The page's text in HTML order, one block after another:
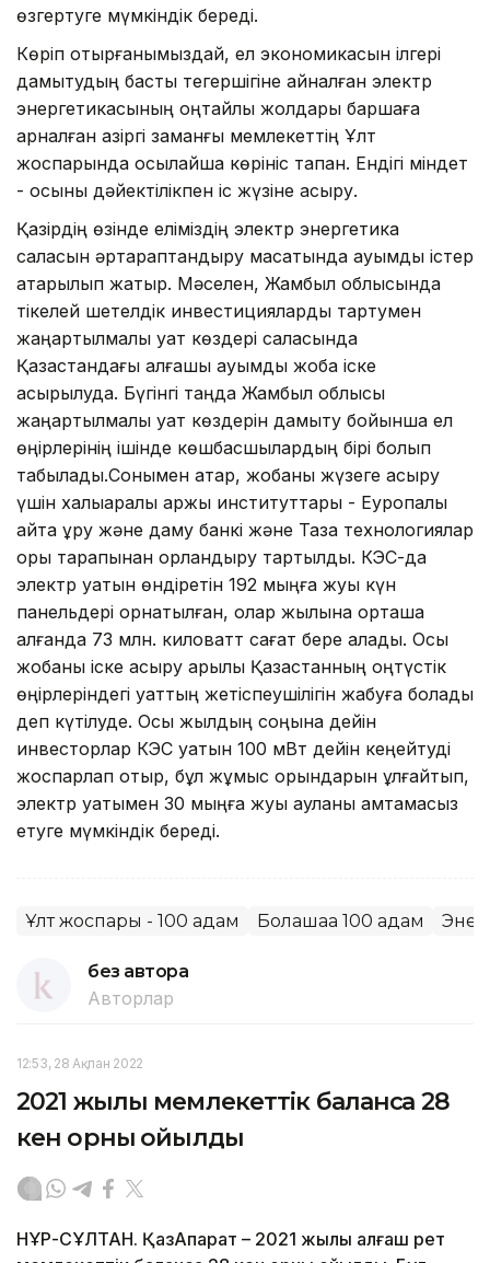
өзгертуге мүмкіндік береді.
Көріп отырғанымыздай, ел экономикасын ілгері
дамытудың басты тегершігіне айналған электр
энергетикасының оңтайлы жолдары баршаға
арналған қазіргі заманғы мемлекеттің Ұлт
жоспарында осылайша көрініс тапқан. Ендігі міндет
- осыны дәйектілікпен іс жүзіне асыру.
Қазірдің өзінде еліміздің электр энергетика
саласын әртараптандыру мақсатында ауқымды істер
атқарылып жатыр. Мәселен, Жамбыл облысында
тікелей шетелдік инвестицияларды тартумен
жаңартылмалы қуат көздері саласында
Қазақстандағы алғашқы ауқымды жоба іске
асырылуда. Бүгінгі таңда Жамбыл облысы
жаңартылмалы қуат көздерін дамыту бойынша ел
өңірлерінің ішінде көшбасшылардың бірі болып
табылады.Сонымен қатар, жобаны жүзеге асыру
үшін халықаралық қаржы институттары - Еуропалық
қайта құру және даму банкі және Таза технологиялар
қоры тарапынан қорландыру тартылды. КЭС-да
электр қуатын өндіретін 192 мыңға жуық күн
панельдері орнатылған, олар жылына орташа
алғанда 73 млн. киловатт сағат бере алады. Осы
жобаны іске асыру арқылы Қазақстанның оңтүстік
өңірлеріндегі қуаттың жетіспеушілігін жабуға болады
деп күтілуде. Осы жылдың соңына дейін
инвесторлар КЭС қуатын 100 мВт дейін кеңейтуді
жоспарлап отыр, бұл жұмыс орындарын ұлғайтып,
электр қуатымен 30 мыңға жуық ауланы қамтамасыз
етуге мүмкіндік береді.
Ұлт жоспары - 100 қадам Болашаққа 100 қадам
без автора
Авторлар
12:53, 28 Ақпан 2022
2021 жылы мемлекеттік балансқа 28
кен орны қойылды
НҰР-СҰЛТАН. ҚазАқпарат – 2021 жылы алғаш рет